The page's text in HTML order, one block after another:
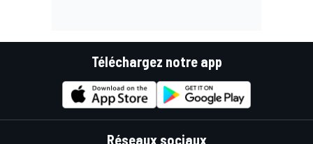
Téléchargez notre app
Réseaux sociaux